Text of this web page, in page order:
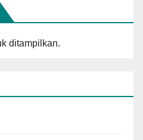
ditampilkan.